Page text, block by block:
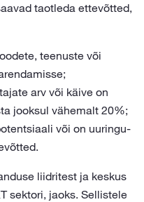
taotleda ettevõtted,
teenuste või
arv või käive on
jooksul vähemalt 20%;
või on uuringu-
liidritest ja keskus
sektori, jaoks. Sellistele